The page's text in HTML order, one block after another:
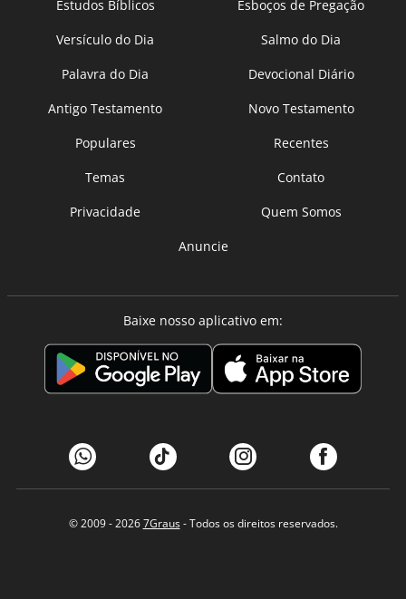
Estudos Bíblicos
Esboços de Pregação
Versículo do Dia
Salmo do Dia
Palavra do Dia
Devocional Diário
Antigo Testamento
Novo Testamento
Populares
Recentes
Temas
Contato
Privacidade
Quem Somos
Anuncie
Baixe nosso aplicativo em:
© 2009 - 20267Graus- Todos os direitos reservados.